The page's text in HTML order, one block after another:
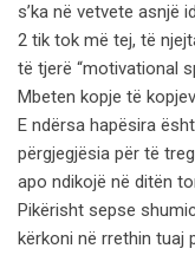
s’ka në vetvete asnjë
2 tik tok më tej, të
të tjerë “motivational
Mbeten kopje të
E ndërsa hapësira
përgjegjësia për të
apo ndikojë në ditën
Pikërisht sepse
kërkoni në rrethin tuaj